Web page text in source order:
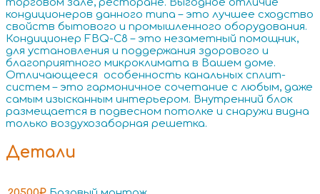
торговом зале, ресторане. Выгодное отличие
кондиционеров данного типа – это лучшее сходство
свойств бытового и промышленного оборудования.
Кондиционер FBQ-C8 – это незаметный помощник,
для установления и поддержания здорового и
благоприятного микроклимата в Вашем доме.
Отличающееся особенность канальных сплит-
систем – это гармоничное сочетание с любым, даже
самым изысканным интерьером. Внутренний блок
размещается в подвесном потолке и снаружи видна
только воздухозаборная решетка.
Детали